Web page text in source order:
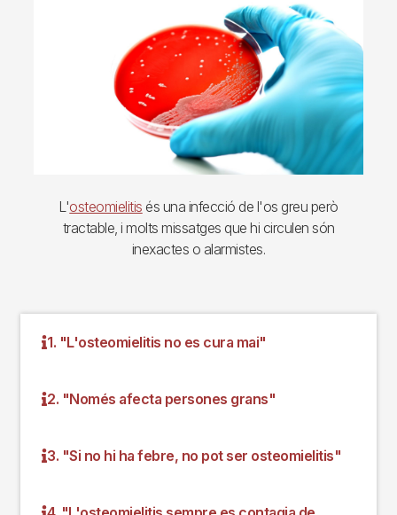
L'osteomielitis és una infecció de l'os greu però
tractable, i molts missatges que hi circulen són
inexactes o alarmistes.
1. "L'osteomielitis no es cura mai"
2. "Només afecta persones grans"
3. "Si no hi ha febre, no pot ser osteomielitis"